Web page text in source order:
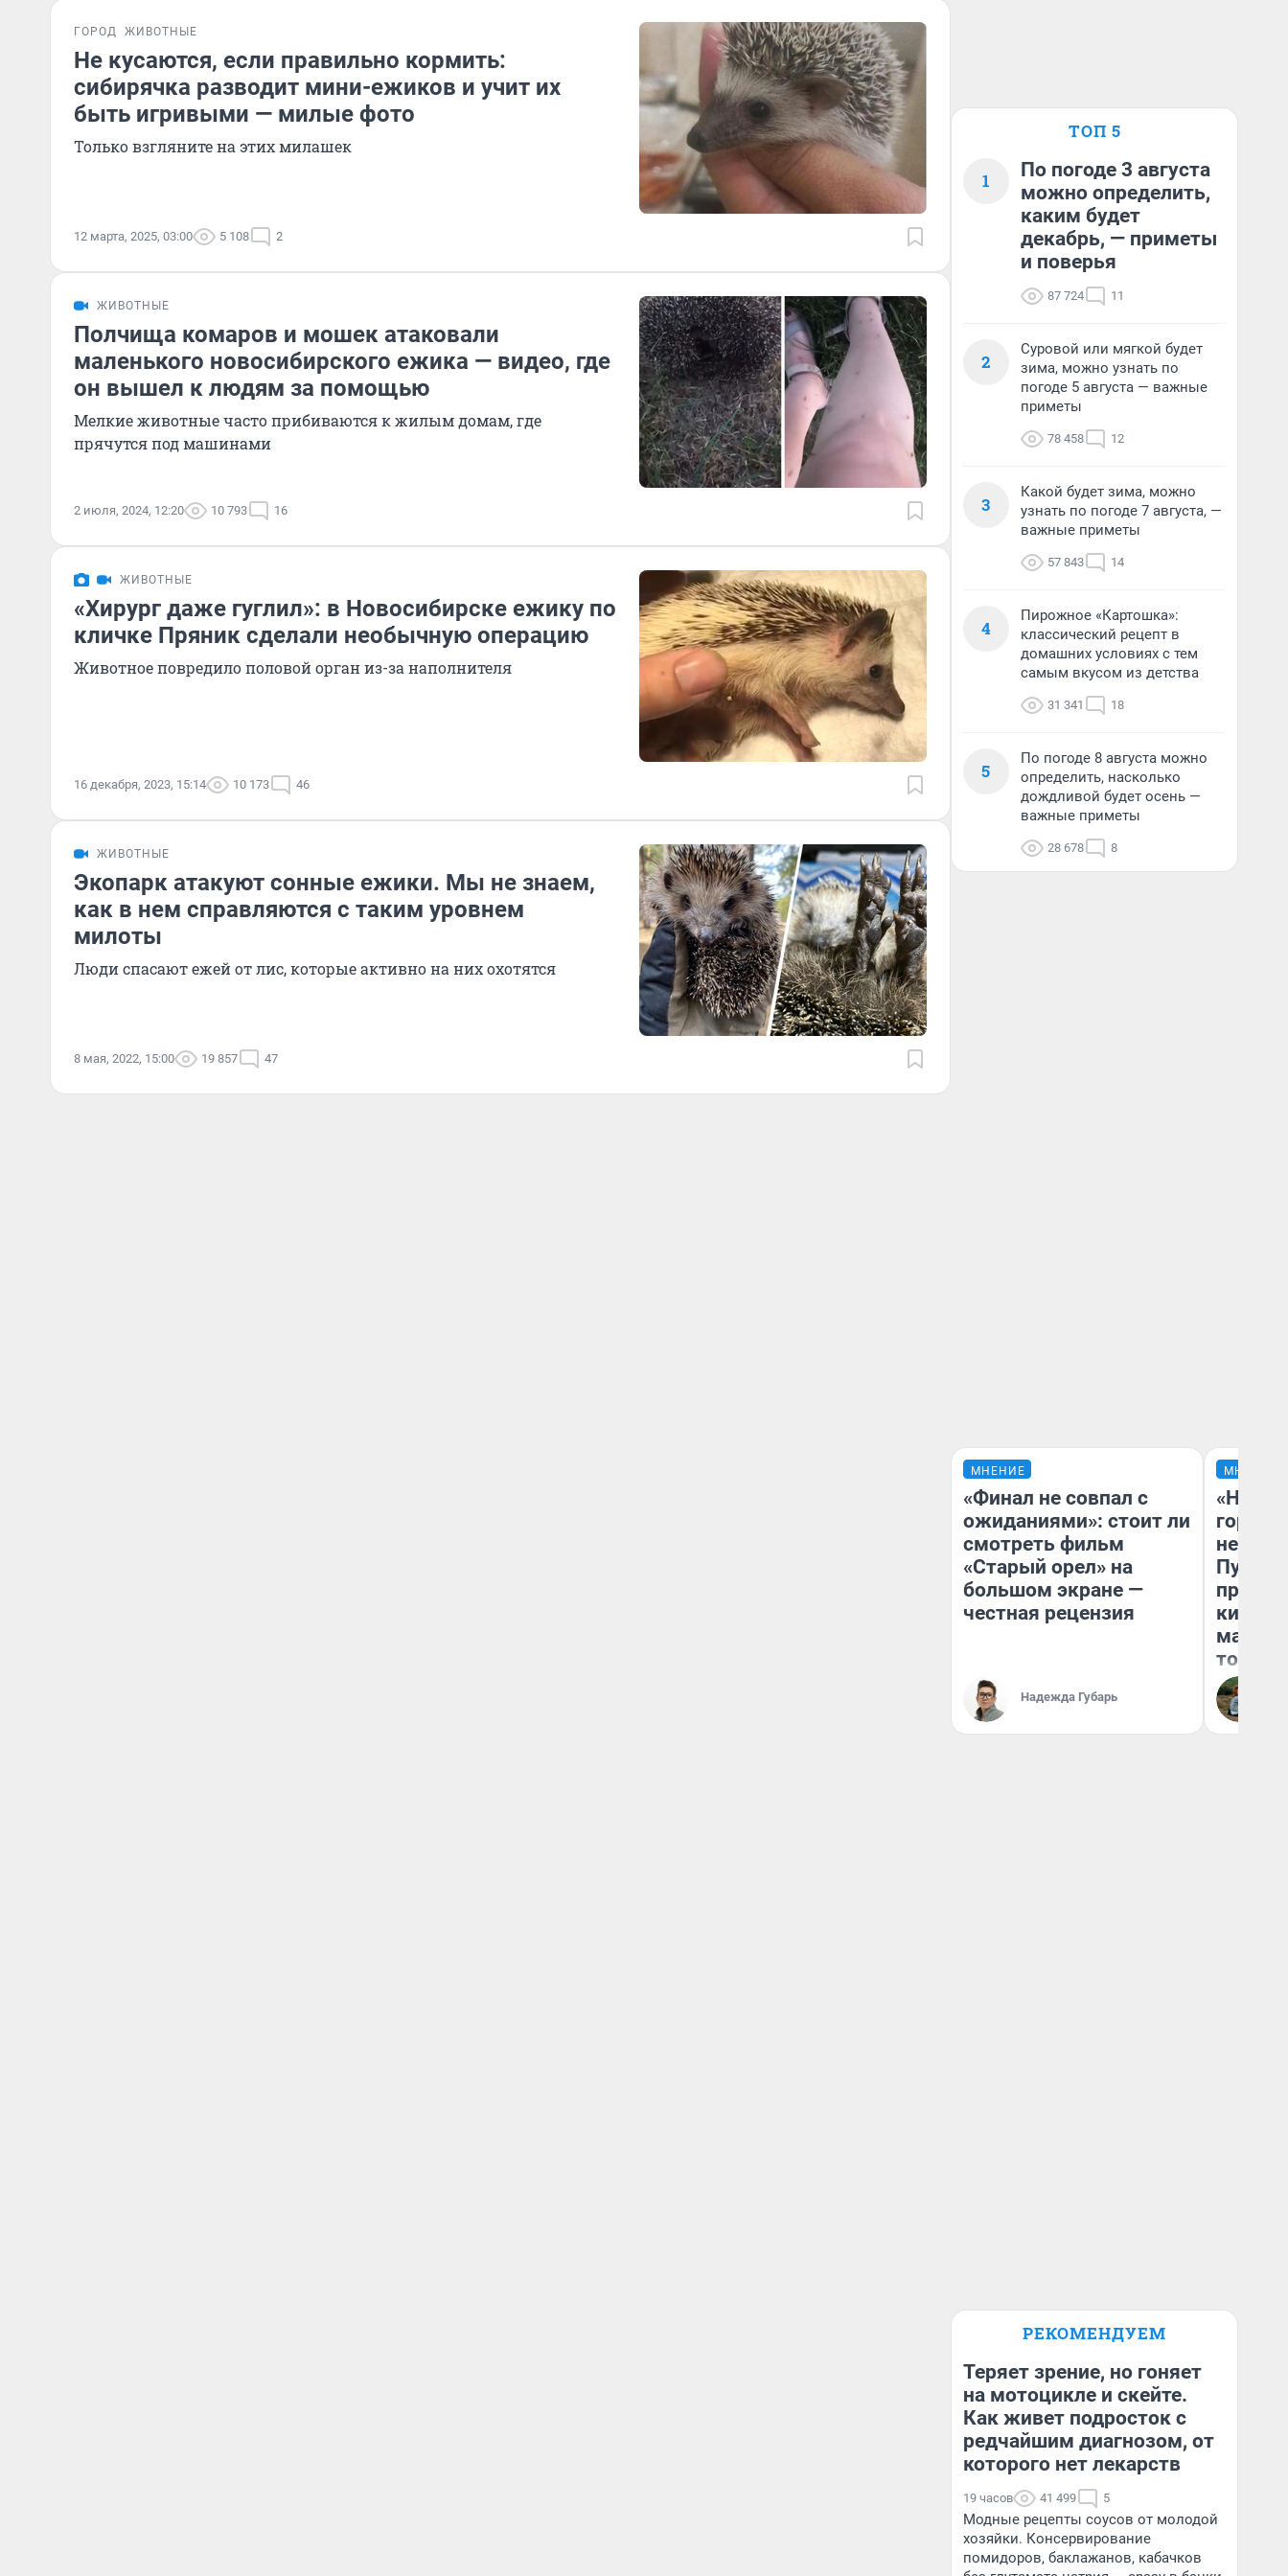
ГОРОД ЖИВОТНЫЕ
Не кусаются, если правильно кормить:
сибирячка разводит мини-ежиков и учит их
быть игривыми — милые фото
Только взгляните на этих милашек
12 марта, 2025, 03:00 5 108 2
ЖИВОТНЫЕ
Полчища комаров и мошек атаковали
маленького новосибирского ежика — видео, где
он вышел к людям за помощью
Мелкие животные часто прибиваются к жилым домам, где
прячутся под машинами
2 июля, 2024, 12:20 10 793 16
ЖИВОТНЫЕ
«Хирург даже гуглил»: в Новосибирске ежику по
кличке Пряник сделали необычную операцию
Животное повредило половой орган из-за наполнителя
16 декабря, 2023, 15:14 10 173 46
ЖИВОТНЫЕ
Экопарк атакуют сонные ежики. Мы не знаем,
как в нем справляются с таким уровнем
милоты
Люди спасают ежей от лис, которые активно на них охотятся
8 мая, 2022, 15:00 19 857 47
ТОП 5
1
По погоде 3 августа
можно определить,
каким будет
декабрь, — приметы
и поверья
87 724 11
2
Суровой или мягкой будет
зима, можно узнать по
погоде 5 августа — важные
приметы
78 458 12
3
Какой будет зима, можно
узнать по погоде 7 августа, —
важные приметы
57 843 14
4
Пирожное «Картошка»:
классический рецепт в
домашних условиях с тем
самым вкусом из детства
31 341 18
5
По погоде 8 августа можно
определить, насколько
дождливой будет осень —
важные приметы
28 678 8
МНЕНИЕ
«Финал не совпал с
ожиданиями»: стоит ли
смотреть фильм
«Старый орел» на
большом экране —
честная рецензия
Надежда Губарь
МНЕНИЕ
«Нет
того
РЕКОМЕНДУЕМ
Теряет зрение, но гоняет
на мотоцикле и скейте.
Как живет подросток с
редчайшим диагнозом, от
которого нет лекарств
19 часов 41 499 5
Модные рецепты соусов от молодой
хозяйки. Консервирование
помидоров, баклажанов, кабачков